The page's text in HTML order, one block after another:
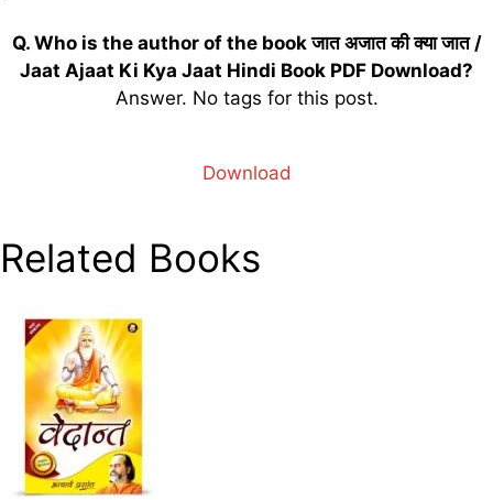
Q. Who is the author of the book जात अजात की क्या जात /
Jaat Ajaat Ki Kya Jaat Hindi Book PDF Download?
Answer. No tags for this post.
Download
Related Books